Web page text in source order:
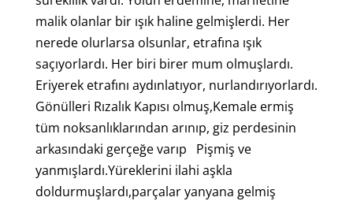
malik olanlar bir ışık haline gelmişlerdi. Her
nerede olurlarsa olsunlar, etrafına ışık
saçıyorlardı. Her biri birer mum olmuşlardı.
Eriyerek etrafını aydınlatıyor, nurlandırıyorlardı.
Gönülleri Rızalık Kapısı olmuş,Kemale ermiş
tüm noksanlıklarından arınıp, giz perdesinin
arkasındaki gerçeğe varıp Pişmiş ve
yanmışlardı.Yüreklerini ilahi aşkla
doldurmuşlardı,parçalar yanyana gelmiş